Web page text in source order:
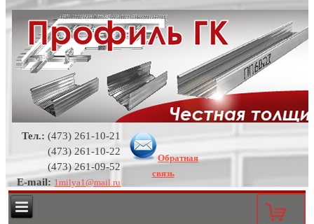
Тел.: (473) 261-10-21
(473) 261-10-22
(473) 261-09-52
E-mail: 1milya1@mail.ru
Обратная
связь